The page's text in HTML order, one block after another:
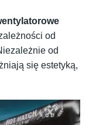
od
od
się estetyką,